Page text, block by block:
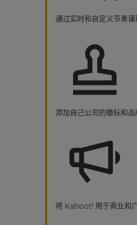
通过实时和自定义节奏
添加自己公司的徽标和品
将 Kahoot! 用于商业和